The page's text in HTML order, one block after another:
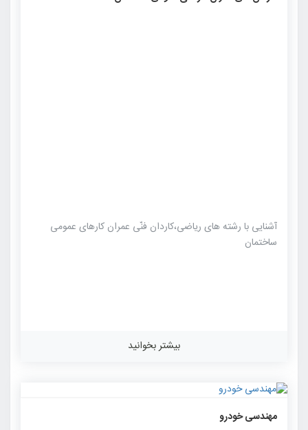
آشنایی با رشته های ریاضی،کاردان فنّی عمران کارهای عمومی
ساختمان
بیشتر بخوانید
مهندسی خودرو